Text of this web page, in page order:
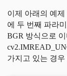
이제 아래의 예제
에 두 번째 파라
BGR 방식으로
가지고 있는 경